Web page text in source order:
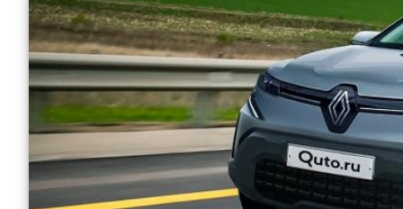
Знаменитости
Политика
Природа
Философия
Культура
Контакты
Сотрудничество
Размещение рекламы
Для правообладателей
Условия предоставления информации